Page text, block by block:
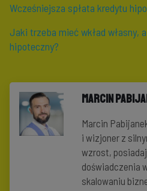
Wcześniejsza spłata kredytu
Jaki trzeba mieć wkład własny,
hipoteczny?
Marcin
Marcin
i wizjoner z
wzrost,
doświadczenia
skalowaniu